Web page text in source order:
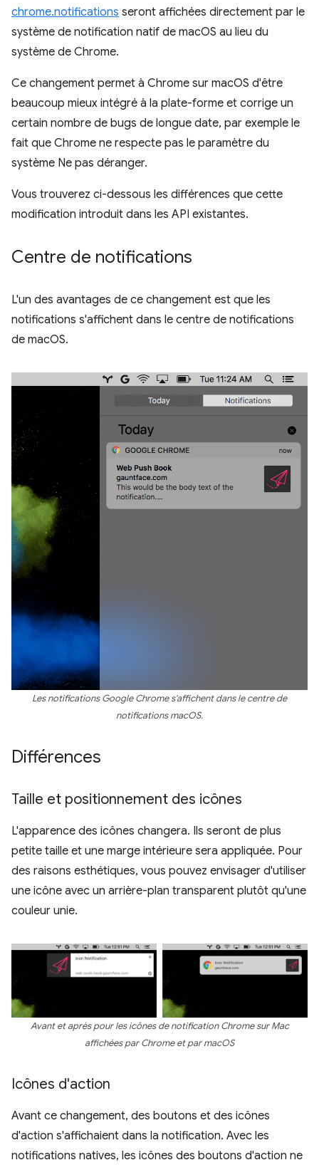
chrome.notifications seront affichées directement par le
système de notification natif de macOS au lieu du
système de Chrome.
Ce changement permet à Chrome sur macOS d'être
beaucoup mieux intégré à la plate-forme et corrige un
certain nombre de bugs de longue date, par exemple le
fait que Chrome ne respecte pas le paramètre du
système Ne pas déranger.
Vous trouverez ci-dessous les différences que cette
modification introduit dans les API existantes.
Centre de notifications
L'un des avantages de ce changement est que les
notifications s'affichent dans le centre de notifications
de macOS.
Les notifications Google Chrome s'affichent dans le centre de
notifications macOS.
Différences
Taille et positionnement des icônes
L'apparence des icônes changera. Ils seront de plus
petite taille et une marge intérieure sera appliquée. Pour
des raisons esthétiques, vous pouvez envisager d'utiliser
une icône avec un arrière-plan transparent plutôt qu'une
couleur unie.
Avant et après pour les icônes de notification Chrome sur Mac
affichées par Chrome et par macOS
Icônes d'action
Avant ce changement, des boutons et des icônes
d'action s'affichaient dans la notification. Avec les
notifications natives, les icônes des boutons d'action ne